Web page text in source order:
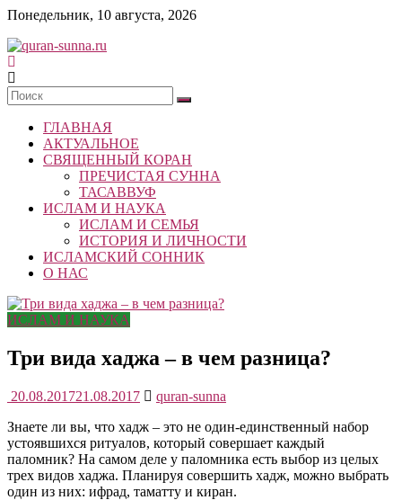
Skip
content
Понедельник, 10 августа, 2026
quran-
sunna.ru
«Центр
исследований
Корана
Республики
Татарстан
ГЛАВНАЯ
АКТУАЛЬНОЕ
СВЯЩЕННЫЙ КОРАН
ПРЕЧИСТАЯ СУННА
ТАСАВВУФ
ИСЛАМ И НАУКА
ИСЛАМ И СЕМЬЯ
ИСТОРИЯ И ЛИЧНОСТИ
ИСЛАМСКИЙ СОННИК
О НАС
ИСЛАМ И НАУКА
Три вида хаджа – в чем разница?
20.08.201721.08.2017
quran-sunna
Знаете ли вы, что хадж – это не один-единственный набор
устоявшихся ритуалов, который совершает каждый
паломник? На самом деле у паломника есть выбор из целых
трех видов хаджа. Планируя совершить хадж, можно выбрать
один из них: ифрад, таматту и киран.